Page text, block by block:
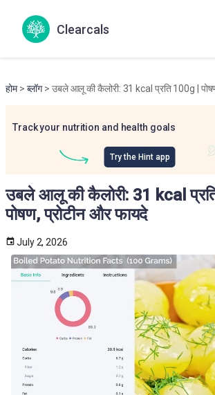
Clearcals
होम> ब्लॉग> उबले आलू की कैलोरी: 31 kcal प्रति 100g |
Track your nutrition and health goals
Try the Hint app
उबले आलू की कैलोरी: 31 kcal
पोषण, प्रोटीन और फायदे
July 2, 2026